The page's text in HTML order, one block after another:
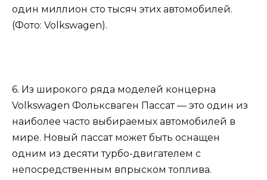
один миллион сто тысяч этих автомобилей.
(Фото: Volkswagen).
6. Из широкого ряда моделей концерна
Volkswagen Фольксваген Пассат — это один из
наиболее часто выбираемых автомобилей в
мире. Новый пассат может быть оснащен
одним из десяти турбо-двигателем с
непосредственным впрыском топлива.